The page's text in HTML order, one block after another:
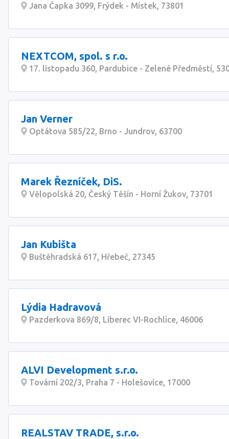
Jana Čapka 3099, Frýdek - Místek, 73801
NEXTCOM, spol. s r.o.
17. listopadu 360, Pardubice - Zelené Předměstí,
Jan Verner
Optátova 585/22, Brno - Jundrov, 63700
Marek Řezníček, DiS.
Vělopolská 20, Český Těšín - Horní Žukov, 73701
Jan Kubišta
Buštěhradská 617, Hřebeč, 27345
Lýdia Hadravová
Pazderkova 869/8, Liberec VI-Rochlice, 46006
ALVI Development s.r.o.
Tovární 202/3, Praha 7 - Holešovice, 17000
REALSTAV TRADE, s.r.o.